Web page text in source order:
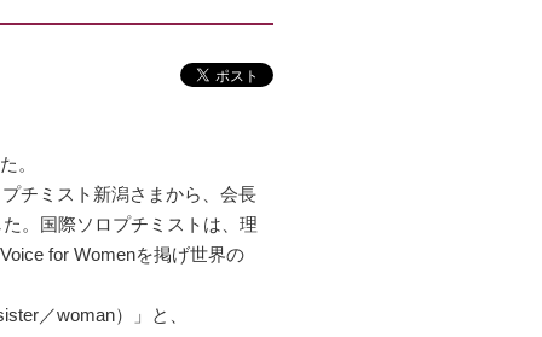
。
チミスト新潟さまから、会長
。国際ソロプチミストは、理
for Womenを掲げ世界の
／woman）」と、